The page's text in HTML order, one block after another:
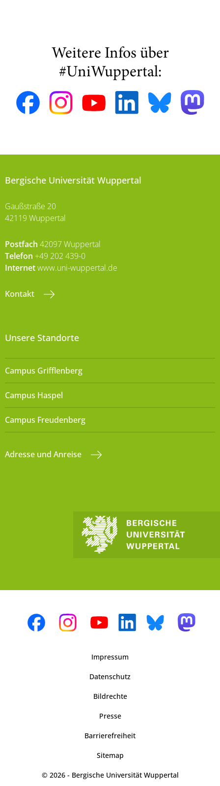
Weitere Infos über
#UniWuppertal:
Bergische Universität Wuppertal
Gaußstraße 20
42119 Wuppertal
Postfach 42097 Wuppertal
Telefon +49 202 439-0
Internetwww.uni-wuppertal.de
Kontakt
Unsere Standorte
Campus Grifflenberg
Campus Haspel
Campus Freudenberg
Adresse und Anreise
Impressum
Datenschutz
Bildrechte
Presse
Barrierefreiheit
Sitemap
© 2026 - Bergische Universität Wuppertal